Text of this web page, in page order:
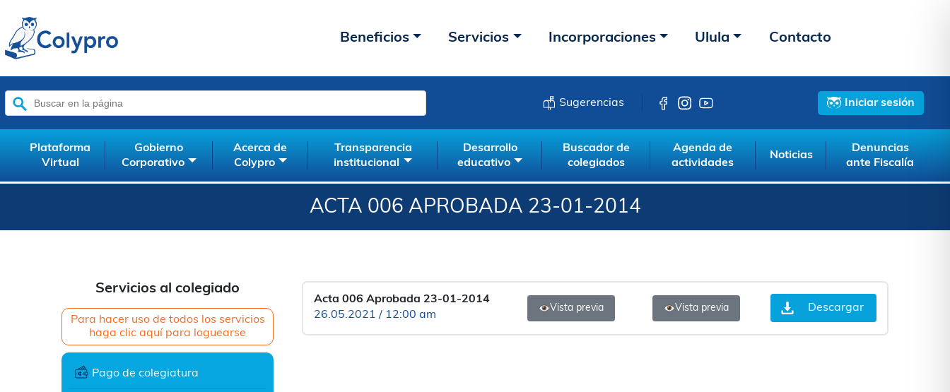
Beneficios Servicios Incorporaciones Ulula Contacto
Buscar:
Sugerencias Iniciar sesión
Plataforma
Virtual
Gobierno
Corporativo
Acerca de
Colypro
Transparencia
institucional
Desarrollo
educativo
Buscador de
colegiados
Agenda de
actividades
Noticias
Denuncias
ante Fiscalía
ACTA 006 APROBADA 23-01-2014
Servicios al colegiado
Para hacer uso de todos los servicios
haga clic aquí para loguearse
Pago de colegiatura
Acta 006 Aprobada 23-01-2014
26.05.2021 / 12:00 am
Vista previa Vista previa Descargar